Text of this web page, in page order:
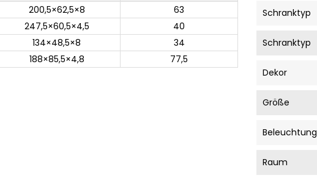
200,5×62,5×8
63
247,5×60,5×4,5
40
134×48,5×8
34
188×85,5×4,8 77,5
Schranktyp
Schranktyp
Dekor
Größe
Beleuchtung
Raum